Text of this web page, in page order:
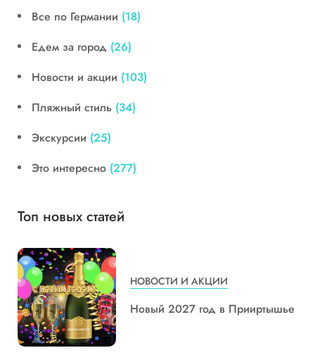
Все по Германии (18)
Едем за город (26)
Новости и акции (103)
Пляжный стиль (34)
Экскурсии (25)
Это интересно (277)
Топ новых статей
НОВОСТИ И АКЦИИ
Новый 2027 год в Прииртышье